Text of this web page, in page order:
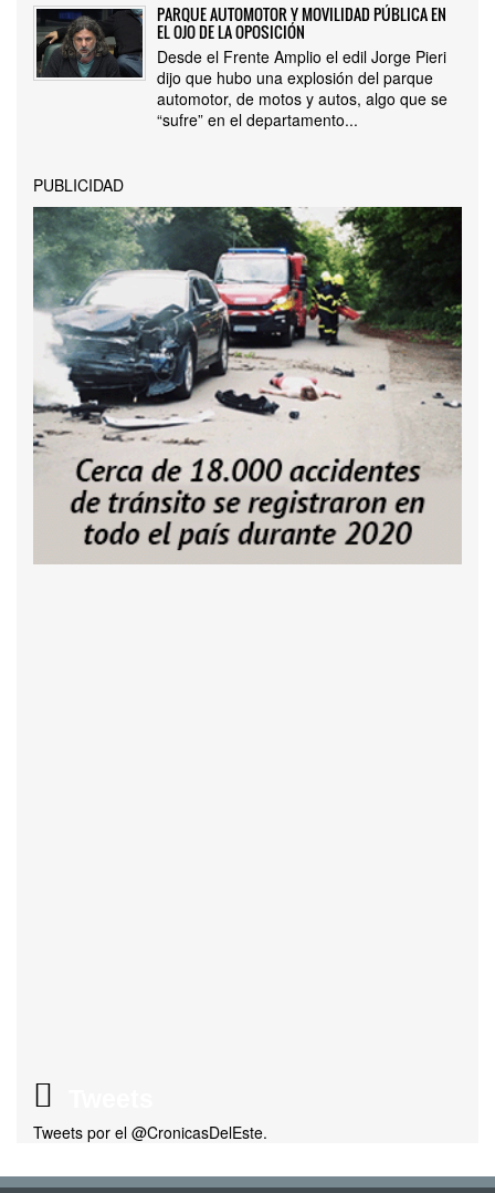
PARQUE AUTOMOTOR Y MOVILIDAD PÚBLICA EN
EL OJO DE LA OPOSICIÓN
Desde el Frente Amplio el edil Jorge Pieri
dijo que hubo una explosión del parque
automotor, de motos y autos, algo que se
“sufre” en el departamento...
PUBLICIDAD
Tweets por el @CronicasDelEste.